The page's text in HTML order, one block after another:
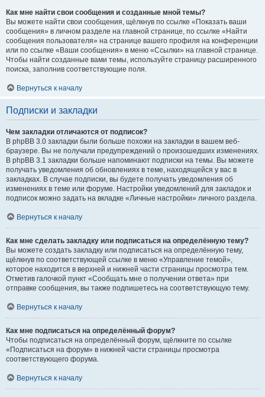
Как мне найти свои сообщения и созданные мной темы?
Вы можете найти свои сообщения, щёлкнув по ссылке «Показать ваши
сообщения» в личном разделе на главной странице, по ссылке «Найти
сообщения пользователя» на странице вашего профиля на конференции
или по ссылке «Ваши сообщения» в меню «Ссылки» на главной странице.
Чтобы найти созданные вами темы, используйте страницу расширенного
поиска, заполнив соответствующие поля.
Вернуться к началу
Подписки и закладки
Чем закладки отличаются от подписок?
В phpBB 3.0 закладки были больше похожи на закладки в вашем веб-
браузере. Вы не получали предупреждений о произошедших изменениях.
В phpBB 3.1 закладки больше напоминают подписки на темы. Вы можете
получать уведомления об обновлениях в теме, находящейся у вас в
закладках. В случае подписки, вы будете получать уведомления об
изменениях в теме или форуме. Настройки уведомлений для закладок и
подписок можно задать на вкладке «Личные настройки» личного раздела.
Вернуться к началу
Как мне сделать закладку или подписаться на определённую тему?
Вы можете создать закладку или подписаться на определённую тему,
щёлкнув по соответствующей ссылке в меню «Управление темой»,
которое находится в верхней и нижней части страницы просмотра тем.
Отметив галочкой пункт «Сообщать мне о получении ответа» при
отправке сообщения, вы также подпишетесь на соответствующую тему.
Вернуться к началу
Как мне подписаться на определённый форум?
Чтобы подписаться на определённый форум, щёлкните по ссылке
«Подписаться на форум» в нижней части страницы просмотра
соответствующего форума.
Вернуться к началу